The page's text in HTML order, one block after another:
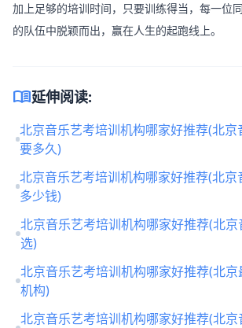
加上足够的培训时间，只要训练得当，每一位
的队伍中脱颖而出，赢在人生的起跑线上。
menu_book延伸阅读:
北京音乐艺考培训机构哪家好推荐(北
要多久)
北京音乐艺考培训机构哪家好推荐(北
多少钱)
北京音乐艺考培训机构哪家好推荐(北
选)
北京音乐艺考培训机构哪家好推荐(北
机构)
北京音乐艺考培训机构哪家好推荐(北